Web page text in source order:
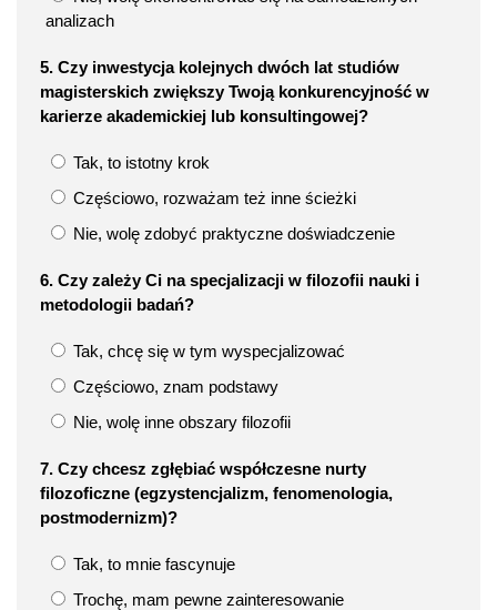
analizach
5. Czy inwestycja kolejnych dwóch lat studiów
magisterskich zwiększy Twoją konkurencyjność w
karierze akademickiej lub konsultingowej?
Tak, to istotny krok
Częściowo, rozważam też inne ścieżki
Nie, wolę zdobyć praktyczne doświadczenie
6. Czy zależy Ci na specjalizacji w filozofii nauki i
metodologii badań?
Tak, chcę się w tym wyspecjalizować
Częściowo, znam podstawy
Nie, wolę inne obszary filozofii
7. Czy chcesz zgłębiać współczesne nurty
filozoficzne (egzystencjalizm, fenomenologia,
postmodernizm)?
Tak, to mnie fascynuje
Trochę, mam pewne zainteresowanie